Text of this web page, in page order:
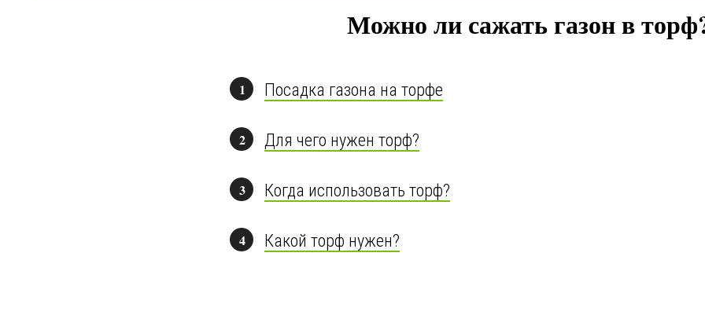
Можно ли сажать газон в
1 Посадка газона на торфе
2 Для чего нужен торф?
3 Когда использовать торф?
4 Какой торф нужен?